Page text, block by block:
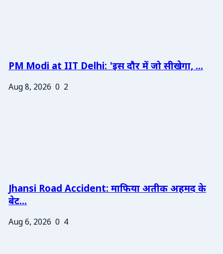
PM Modi at IIT Delhi: 'इस दौर में जो सीखेगा, ...
Aug 8, 2026 0 2
Jhansi Road Accident: माफिया अतीक अहमद के
बेट...
Aug 6, 2026 0 4